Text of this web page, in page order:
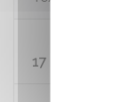
Code
17